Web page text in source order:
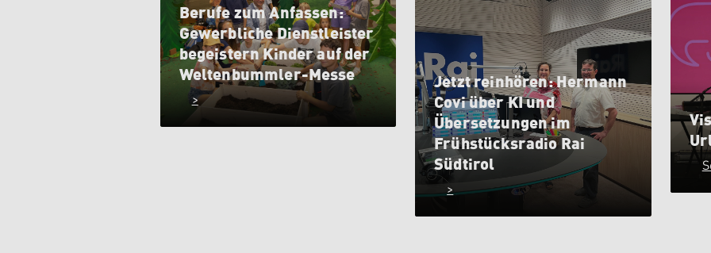
Berufe zum Anfassen:
Gewerbliche Dienstleister
begeistern Kinder auf der
Weltenbummler-Messe
>
Jetzt reinhören: Hermann
Covi über KI und
Übersetzungen im
Frühstücksradio Rai
Südtirol
>